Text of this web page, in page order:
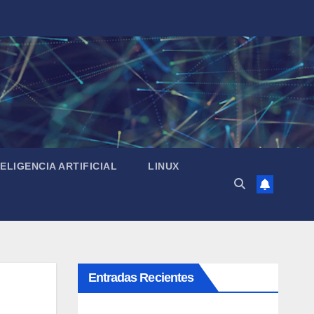
ARTIFICIAL LINUX
Entradas Recientes